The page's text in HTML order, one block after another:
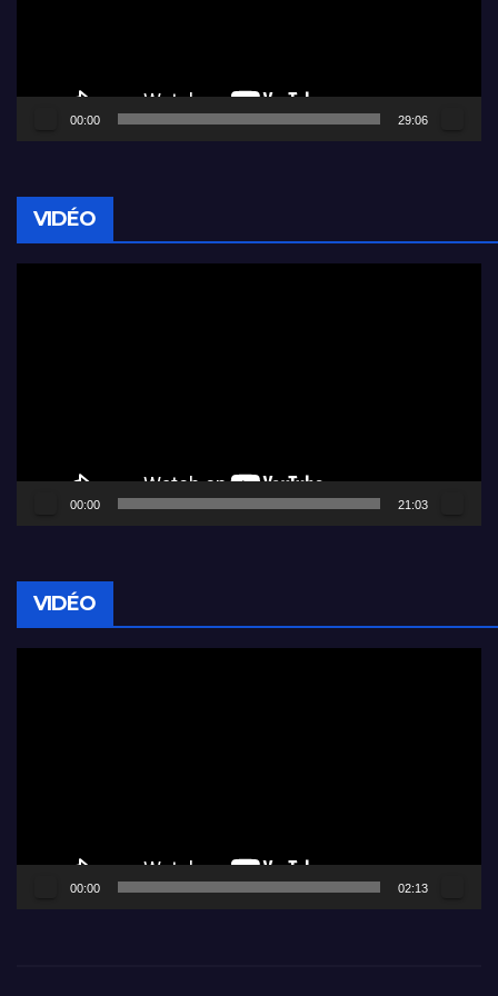
00:00 29:06
VIDÉO
00:00 21:03
VIDÉO
00:00 02:13